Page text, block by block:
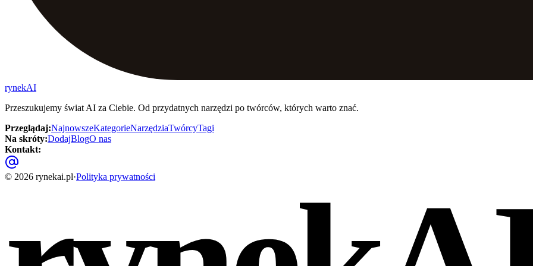
rynekAI
Przeszukujemy świat AI za Ciebie. Od przydatnych narzędzi po twórców, których warto znać.
Przeglądaj:NajnowszeKategorieNarzędziaTwórcyTagi
Na skróty:DodajBlogO nas
Kontakt:
© 2026 rynekai.pl·Polityka prywatności